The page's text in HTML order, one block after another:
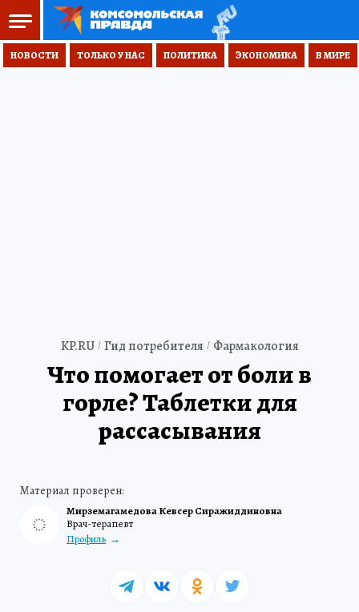
НОВОСТИ ТОЛЬКО У НАС ПОЛИТИКА ЭКОНОМИКА В МИРЕ
KP.RU Гид потребителя Фармакология
Мирземагамедова Кевсер Сиражиддиновна
Врач-терапевт
Профиль
Что помогает от боли в
горле? Таблетки для
рассасывания